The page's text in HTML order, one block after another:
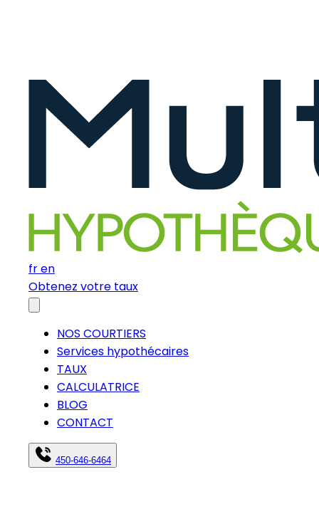
fren
Obtenez votre taux
NOS COURTIERS
Services hypothécaires
TAUX
CALCULATRICE
BLOG
CONTACT
450-646-6464